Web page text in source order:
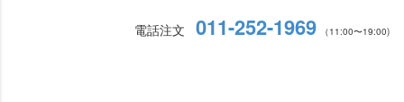
電話注文 011-252-1969 （11:00〜19:00)